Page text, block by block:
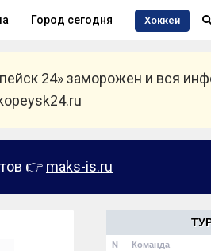
Город сегодня Хоккей
24» заморожен и вся
👉 maks-is.ru
N Команда